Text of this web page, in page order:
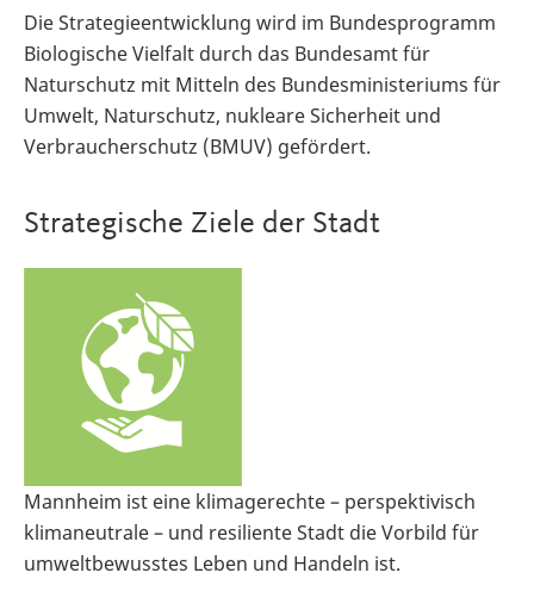
Die Strategieentwicklung wird im Bundesprogramm
Biologische Vielfalt durch das Bundesamt für
Naturschutz mit Mitteln des Bundesministeriums für
Umwelt, Naturschutz, nukleare Sicherheit und
Verbraucherschutz (BMUV) gefördert.
Strategische Ziele der Stadt
Mannheim ist eine klimagerechte – perspektivisch
klimaneutrale – und resiliente Stadt die Vorbild für
umweltbewusstes Leben und Handeln ist.